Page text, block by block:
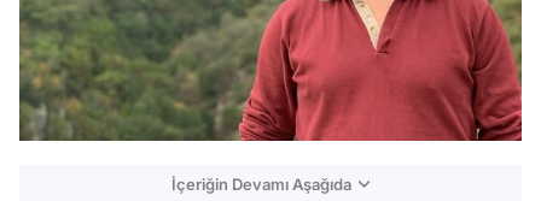
İçeriğin Devamı Aşağıda